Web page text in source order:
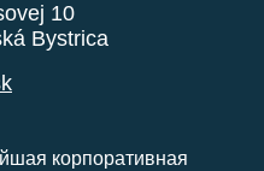
10
Bystrica
корпоративная